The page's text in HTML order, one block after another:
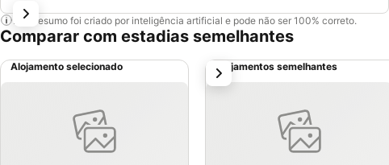
Este resumo foi criado por inteligência artificial e pode não ser 100% correto.
Comparar com estadias semelhantes
Alojamento selecionado Alojamentos semelhantes
próximo